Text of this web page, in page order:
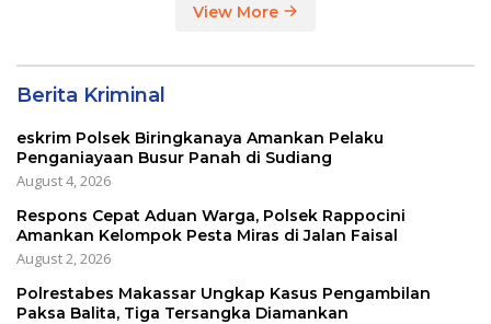
View More
Berita Kriminal
eskrim Polsek Biringkanaya Amankan Pelaku
Penganiayaan Busur Panah di Sudiang
August 4, 2026
Respons Cepat Aduan Warga, Polsek Rappocini
Amankan Kelompok Pesta Miras di Jalan Faisal
August 2, 2026
Polrestabes Makassar Ungkap Kasus Pengambilan
Paksa Balita, Tiga Tersangka Diamankan